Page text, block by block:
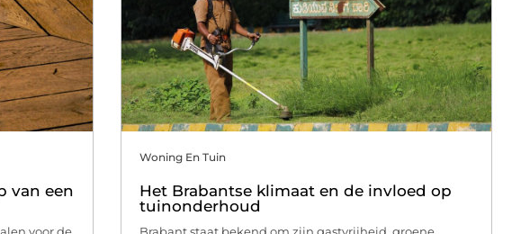
van een
Woning En Tuin
Het Brabantse klimaat en de invloed op
tuinonderhoud